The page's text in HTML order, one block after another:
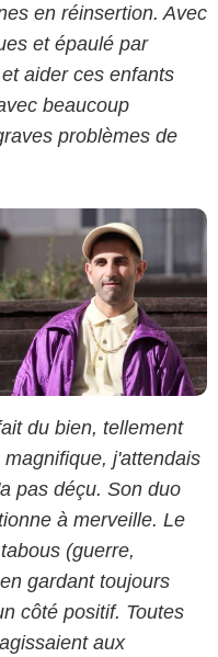
en réinsertion. Avec
et épaulé par
aider ces enfants
beaucoup
problèmes de
du bien, tellement
j'attendais
pas déçu. Son duo
à merveille. Le
(guerre,
gardant toujours
côté positif. Toutes
aux